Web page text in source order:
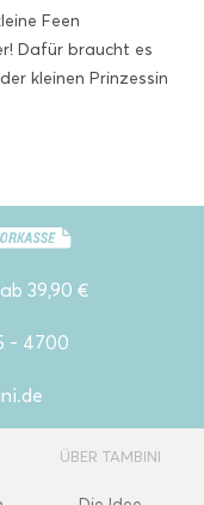
Feen
Dafür braucht es
kleinen Prinzessin
39,90 €
- 4700
ÜBER TAMBINI